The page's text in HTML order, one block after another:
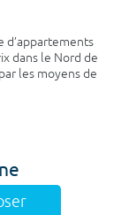
d’appartements
dans le Nord de
les moyens de